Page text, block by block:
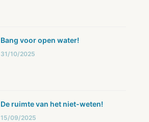
Bang voor open water!
31/10/2025
De ruimte van het niet-weten!
15/09/2025